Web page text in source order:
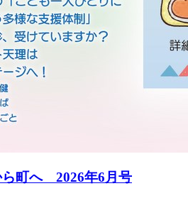
ら町へ 2026年6月号